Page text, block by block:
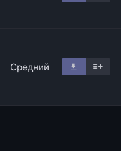
Средний